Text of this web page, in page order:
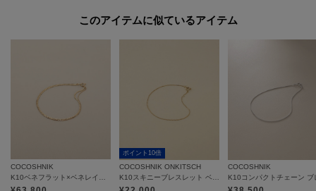
このアイテムに似ているアイテム
COCOSHNIK
ポイント10倍
COCOSHNIK ONKITSCH
COCOSHNIK